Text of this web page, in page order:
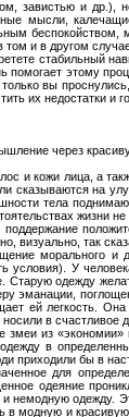
завистью и др.),
мысли,
беспокойством,
и в другом
стабильный
этому
вы
их недостатки и
через
и кожи лица, а
сказываются на
тела
жизни
поддержание
визуально, так
морального и
условия). У
Старую одежду
эманации,
ей легкость.
в
змеи из
в
приходили бы в
для
одеяние
немодную одежду.
в модную и